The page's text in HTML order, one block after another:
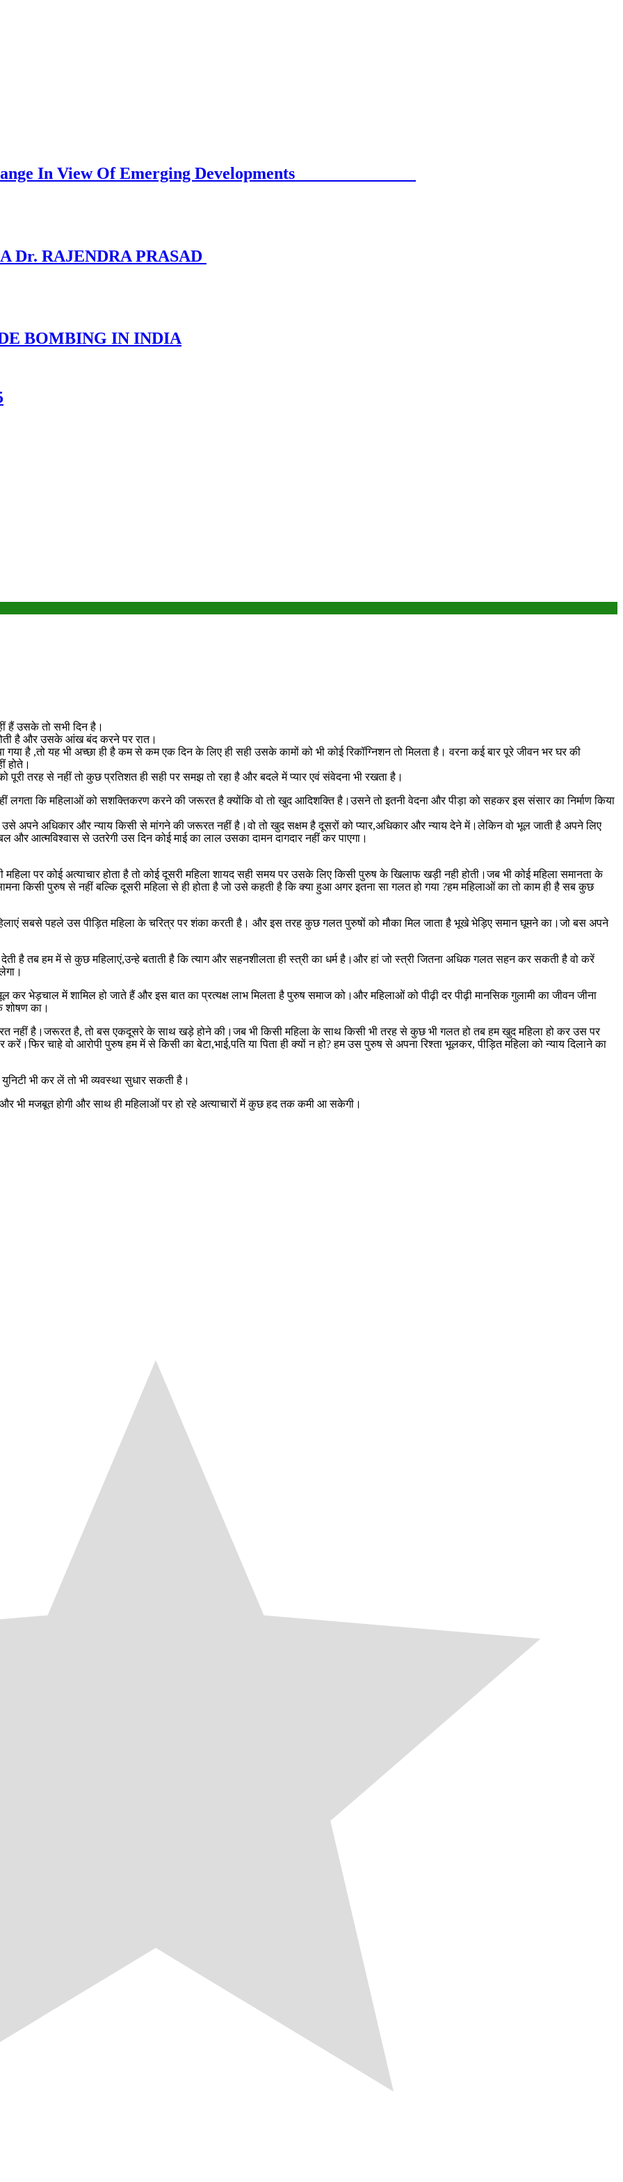
Change In View Of Emerging Developments
Dr. RAJENDRA PRASAD
BOMBING IN INDIA
हैं उसके तो सभी दिन है।
है और उसके आंख बंद करने पर रात।
है ,तो यह भी अच्छा ही है कम से कम एक दिन के लिए ही सही उसके कामों को भी कोई रिकॉग्निशन तो मिलता है। वरना कई बार पूरे जीवन भर घर की
होते।
तरह से नहीं तो कुछ प्रतिशत ही सही पर समझ तो रहा है और बदले में प्यार एवं संवेदना भी रखता है।
लगता कि महिलाओं को सशक्तिकरण करने की जरूरत है क्योंकि वो तो खुद आदिशक्ति है।उसने तो इतनी वेदना और पीड़ा को सहकर इस संसार का निर्माण किया
अधिकार और न्याय किसी से मांगने की जरूरत नहीं है।वो तो खुद सक्षम है दूसरों को प्यार,अधिकार और न्याय देने में।लेकिन वो भूल जाती है अपने लिए
और आत्मविश्वास से उतरेगी उस दिन कोई माई का लाल उसका दामन दागदार नहीं कर पाएगा।
महिला पर कोई अत्याचार होता है तो कोई दूसरी महिला शायद सही समय पर उसके लिए किसी पुरुष के खिलाफ खड़ी नही होती।जब भी कोई महिला समानता के
किसी पुरुष से नहीं बल्कि दूसरी महिला से ही होता है जो उसे कहती है कि क्या हुआ अगर इतना सा गलत हो गया ?हम महिलाओं का तो काम ही है सब कुछ
सबसे पहले उस पीड़ित महिला के चरित्र पर शंका करती है। और इस तरह कुछ गलत पुरुषों को मौका मिल जाता है भूखे भेड़िए समान घूमने का।जो बस अपने
है तब हम में से कुछ महिलाएं,उन्हे बताती है कि त्याग और सहनशीलता ही स्त्री का धर्म है।और हां जो स्त्री जितना अधिक गलत सहन कर सकती है वो करें
भेड़चाल में शामिल हो जाते हैं और इस बात का प्रत्यक्ष लाभ मिलता है पुरुष समाज को।और महिलाओं को पीढ़ी दर पीढ़ी मानसिक गुलामी का जीवन जीना
शोषण का।
नहीं है।जरूरत है, तो बस एकदूसरे के साथ खड़े होने की।जब भी किसी महिला के साथ किसी भी तरह से कुछ भी गलत हो तब हम खुद महिला हो कर उस पर
चाहे वो आरोपी पुरुष हम में से किसी का बेटा,भाई,पति या पिता ही क्यों न हो? हम उस पुरुष से अपना रिश्ता भूलकर, पीड़ित महिला को न्याय दिलाने का
भी कर लें तो भी व्यवस्था सुधार सकती है।
और भी मजबूत होगी और साथ ही महिलाओं पर हो रहे अत्याचारों में कुछ हद तक कमी आ सकेगी।